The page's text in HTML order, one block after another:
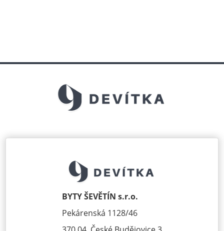
BYTY ŠEVĚTÍN s.r.o.
Pekárenská 1128/46